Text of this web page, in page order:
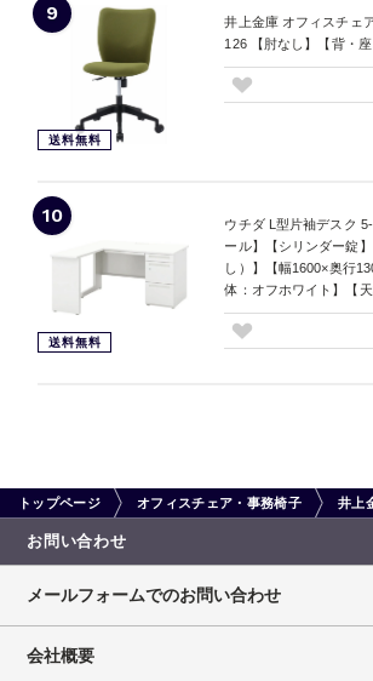
9
送料無料
井上金庫 オフィスチェ
126 【肘なし】【背・座
10
送料無料
ウチダ L型片袖デスク
ール】【シリンダー錠
し）】【幅1600×奥行
体：オフホワイト】【天
トップページ オフィスチェア・事務椅子 井上
お問い合わせ
メールフォームでのお問い合わせ
会社概要